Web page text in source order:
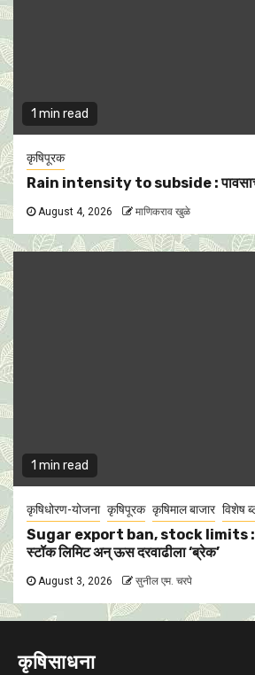
1 min read
कृषिपूरक
Rain intensity to subside :
August 4, 2026 माणिकराव खुळे
1 min read
कृषिधोरण-योजना कृषिपूरक कृषिमाल बाजार विशेष
Sugar export ban, stock limits :
स्टॉक लिमिट अन् ऊस दरवाढीला ‘ब्रेक’
August 3, 2026 सुनील एम. चरपे
कृषिसाधना